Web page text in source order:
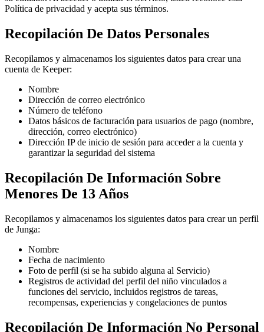
Política de privacidad y acepta sus términos.
Recopilación De Datos Personales
Recopilamos y almacenamos los siguientes datos para crear una
cuenta de Keeper:
Nombre
Dirección de correo electrónico
Número de teléfono
Datos básicos de facturación para usuarios de pago (nombre,
dirección, correo electrónico)
Dirección IP de inicio de sesión para acceder a la cuenta y
garantizar la seguridad del sistema
Recopilación De Información Sobre
Menores De 13 Años
Recopilamos y almacenamos los siguientes datos para crear un perfil
de Junga:
Nombre
Fecha de nacimiento
Foto de perfil (si se ha subido alguna al Servicio)
Registros de actividad del perfil del niño vinculados a
funciones del servicio, incluidos registros de tareas,
recompensas, experiencias y congelaciones de puntos
Recopilación De Información No Personal